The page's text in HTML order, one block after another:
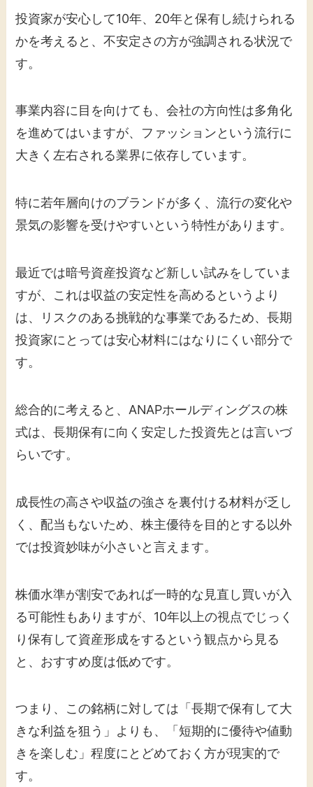
投資家が安心して10年、20年と保有し続けられる
かを考えると、不安定さの方が強調される状況で
す。
事業内容に目を向けても、会社の方向性は多角化
を進めてはいますが、ファッションという流行に
大きく左右される業界に依存しています。
特に若年層向けのブランドが多く、流行の変化や
景気の影響を受けやすいという特性があります。
最近では暗号資産投資など新しい試みをしていま
すが、これは収益の安定性を高めるというより
は、リスクのある挑戦的な事業であるため、長期
投資家にとっては安心材料にはなりにくい部分で
す。
総合的に考えると、ANAPホールディングスの株
式は、長期保有に向く安定した投資先とは言いづ
らいです。
成長性の高さや収益の強さを裏付ける材料が乏し
く、配当もないため、株主優待を目的とする以外
では投資妙味が小さいと言えます。
株価水準が割安であれば一時的な見直し買いが入
る可能性もありますが、10年以上の視点でじっく
り保有して資産形成をするという観点から見る
と、おすすめ度は低めです。
つまり、この銘柄に対しては「長期で保有して大
きな利益を狙う」よりも、「短期的に優待や値動
きを楽しむ」程度にとどめておく方が現実的で
す。